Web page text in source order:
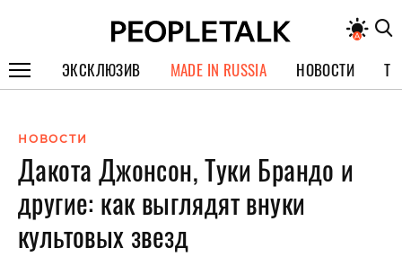
ЭКСКЛЮЗИВ
СПЕЦПРОЕКТЫ
ИНТЕРВЬЮ
ПОКОЛЕНИЕ
MADE IN RUSSIA НОВОСТИ
НОВОСТИ
Дакота Джонсон, Туки Брандо и
другие: как выглядят внуки
культовых звезд